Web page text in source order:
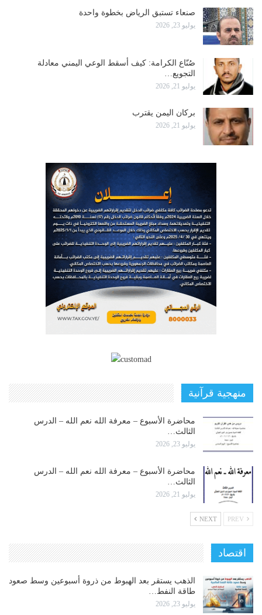
صنعاء تستبق الرياض بخطوة واحدة
يوليو 23, 2026
صُنّاع الكرامة: كيف أسقط الوعي اليمني معادلة
التجويع…
يوليو 21, 2026
بركان اليمن يقترب
يوليو 21, 2026
منهجية قرآنية
محاضرة الأسبوع – معرفة الله نعم الله – الدرس
الثالث…
يوليو 23, 2026
محاضرة الأسبوع – معرفة الله نعم الله – الدرس
الثالث…
يوليو 21, 2026
NEXT
اقتصاد
الذهب يستقر بعد الهبوط من ذروة أسبوعين وسط صعود
طاقة النفط…
يوليو 23, 2026